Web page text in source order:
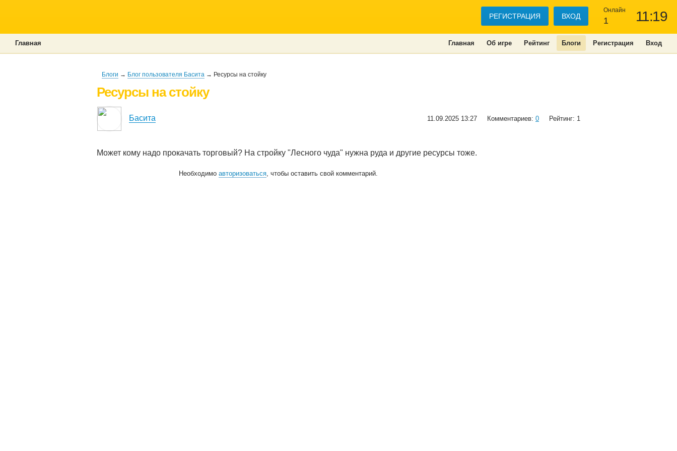
11:19
Онлайн
1
РЕГИСТРАЦИЯ ВХОД
Главная Об игре Рейтинг Блоги Регистрация Вход
Главная
Блоги → Блог пользователя Басита → Ресурсы на стойку
Ресурсы на стойку
Басита 11.09.2025 13:27 Комментариев: 0 Рейтинг: 1
Может кому надо прокачать торговый? На стройку "Лесного чуда" нужна руда и другие ресурсы тоже.
Необходимоавторизоваться, чтобы оставить свой комментарий.